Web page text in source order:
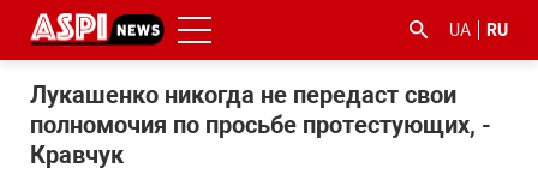
UA RU
Лукашенко никогда не передаст свои
полномочия по просьбе протестующих, -
Кравчук